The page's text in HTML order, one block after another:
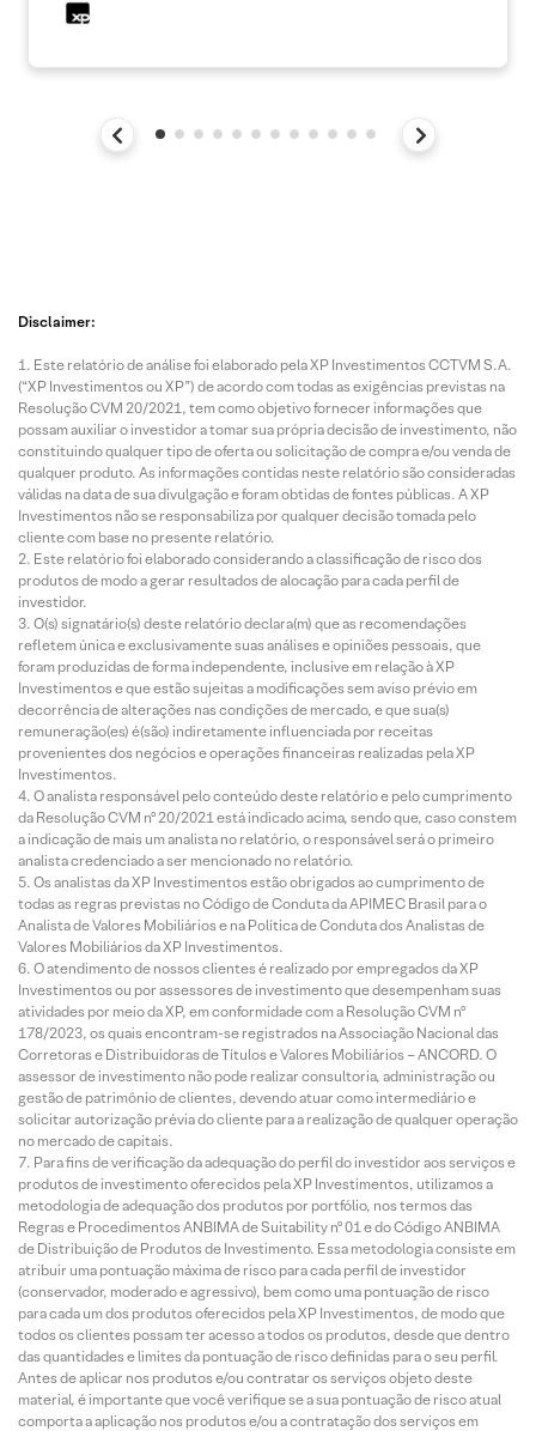
Disclaimer:
Este relatório de análise foi elaborado pela XP Investimentos CCTVM S.A.
(“XP Investimentos ou XP”) de acordo com todas as exigências previstas na
Resolução CVM 20/2021, tem como objetivo fornecer informações que
possam auxiliar o investidor a tomar sua própria decisão de investimento, não
constituindo qualquer tipo de oferta ou solicitação de compra e/ou venda de
qualquer produto. As informações contidas neste relatório são consideradas
válidas na data de sua divulgação e foram obtidas de fontes públicas. A XP
Investimentos não se responsabiliza por qualquer decisão tomada pelo
cliente com base no presente relatório.
Este relatório foi elaborado considerando a classificação de risco dos
produtos de modo a gerar resultados de alocação para cada perfil de
investidor.
O(s) signatário(s) deste relatório declara(m) que as recomendações
refletem única e exclusivamente suas análises e opiniões pessoais, que
foram produzidas de forma independente, inclusive em relação à XP
Investimentos e que estão sujeitas a modificações sem aviso prévio em
decorrência de alterações nas condições de mercado, e que sua(s)
remuneração(es) é(são) indiretamente influenciada por receitas
provenientes dos negócios e operações financeiras realizadas pela XP
Investimentos.
O analista responsável pelo conteúdo deste relatório e pelo cumprimento
da Resolução CVM nº 20/2021 está indicado acima, sendo que, caso constem
a indicação de mais um analista no relatório, o responsável será o primeiro
analista credenciado a ser mencionado no relatório.
Os analistas da XP Investimentos estão obrigados ao cumprimento de
todas as regras previstas no Código de Conduta da APIMEC Brasil para o
Analista de Valores Mobiliários e na Política de Conduta dos Analistas de
Valores Mobiliários da XP Investimentos.
O atendimento de nossos clientes é realizado por empregados da XP
Investimentos ou por assessores de investimento que desempenham suas
atividades por meio da XP, em conformidade com a Resolução CVM nº
178/2023, os quais encontram-se registrados na Associação Nacional das
Corretoras e Distribuidoras de Títulos e Valores Mobiliários – ANCORD. O
assessor de investimento não pode realizar consultoria, administração ou
gestão de patrimônio de clientes, devendo atuar como intermediário e
solicitar autorização prévia do cliente para a realização de qualquer operação
no mercado de capitais.
Para fins de verificação da adequação do perfil do investidor aos serviços e
produtos de investimento oferecidos pela XP Investimentos, utilizamos a
metodologia de adequação dos produtos por portfólio, nos termos das
Regras e Procedimentos ANBIMA de Suitability nº 01 e do Código ANBIMA
de Distribuição de Produtos de Investimento. Essa metodologia consiste em
atribuir uma pontuação máxima de risco para cada perfil de investidor
(conservador, moderado e agressivo), bem como uma pontuação de risco
para cada um dos produtos oferecidos pela XP Investimentos, de modo que
todos os clientes possam ter acesso a todos os produtos, desde que dentro
das quantidades e limites da pontuação de risco definidas para o seu perfil.
Antes de aplicar nos produtos e/ou contratar os serviços objeto deste
material, é importante que você verifique se a sua pontuação de risco atual
comporta a aplicação nos produtos e/ou a contratação dos serviços em